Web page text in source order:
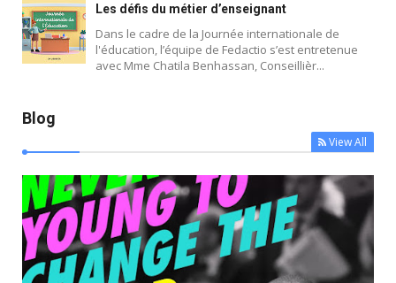
Les défis du métier d’enseignant
Dans le cadre de la Journée internationale de
l'éducation, l’équipe de Fedactio s’est entretenue
avec Mme Chatila Benhassan, Conseillièr...
Blog
View All
Blog